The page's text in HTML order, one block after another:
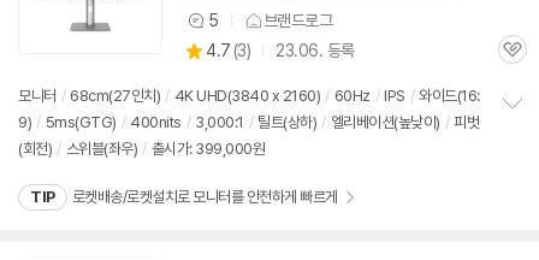
우
할
인
상
품
견
5 브랜드로그
별
점
4.7 (상
리
뷰
3) 23.06. 등록
관
모니터 / 68cm(27인치) / 4K UHD(3840 x 2160) / 60Hz / IPS / 와이드(16:
9) / 5ms(GTG) / 400nits / 3,000:1 / 틸트(상하) / 엘리베이션(높낮이) / 피벗
(회전) / 스위블(좌우) / 출시가: 399,000원
TIP 로켓배송/로켓설치로 모니터를 안전하게 빠르게